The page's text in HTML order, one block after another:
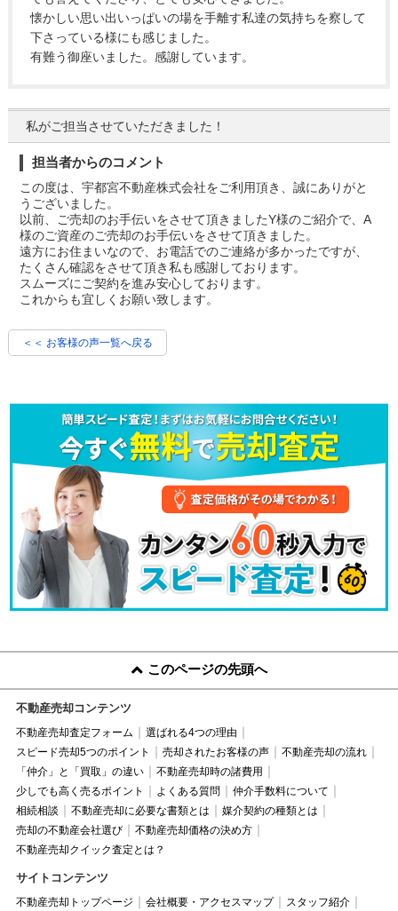
懐かしい思い出いっぱいの場を手離す私達の気持ちを察して
下さっている様にも感じました。
有難う御座いました。感謝しています。
私がご担当させていただきました！
担当者からのコメント
この度は、宇都宮不動産株式会社をご利用頂き、誠にありがと
うございました。
以前、ご売却のお手伝いをさせて頂きましたY様のご紹介で、A
様のご資産のご売却のお手伝いをさせて頂きました。
遠方にお住まいなので、お電話でのご連絡が多かったですが、
たくさん確認をさせて頂き私も感謝しております。
スムーズにご契約を進み安心しております。
これからも宜しくお願い致します。
＜＜ お客様の声一覧へ戻る
このページの先頭へ
不動産売却コンテンツ
不動産売却査定フォーム
選ばれる4つの理由
スピード売却5つのポイント
売却されたお客様の声
不動産売却の流れ
「仲介」と「買取」の違い
不動産売却時の諸費用
少しでも高く売るポイント
よくある質問
仲介手数料について
相続相談
不動産売却に必要な書類とは
媒介契約の種類とは
売却の不動産会社選び
不動産売却価格の決め方
不動産売却クイック査定とは？
サイトコンテンツ
不動産売却トップページ 会社概要・アクセスマップ スタッフ紹介